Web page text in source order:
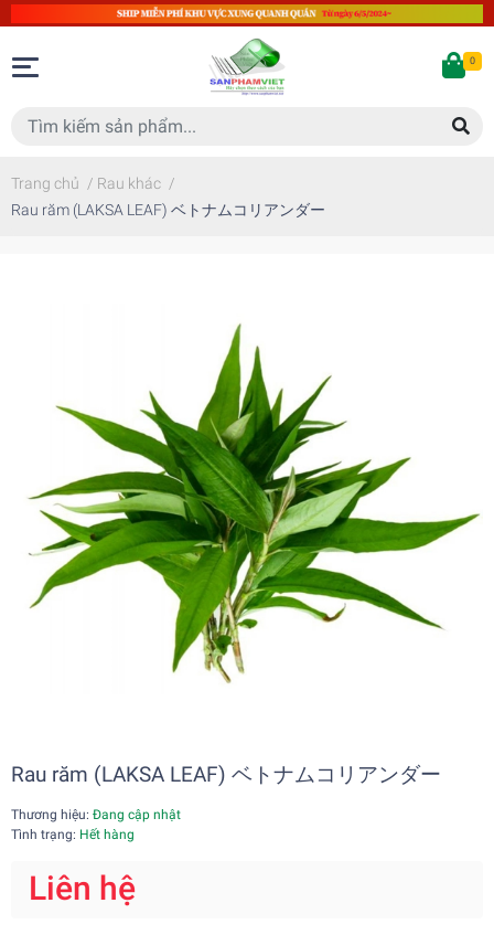
0
Trang chủ / Rau khác /
Rau răm (LAKSA LEAF) ベトナムコリアンダー
Rau răm (LAKSA LEAF) ベトナムコリアンダー
Thương hiệu: Đang cập nhật
Tình trạng: Hết hàng
Liên hệ